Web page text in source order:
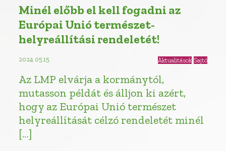
Minél előbb el kell fogadni az
Európai Unió természet-
helyreállítási rendeletét!
2024.05.15. Aktualitások Sajtó
Az LMP elvárja a kormánytól,
mutasson példát és álljon ki azért,
hogy az Európai Unió természet
helyreállítását célzó rendeletét minél
[…]